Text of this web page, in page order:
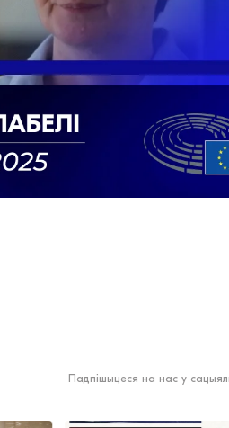
Падпішыцеся на нас у